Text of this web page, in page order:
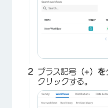
プラス記号 （+）を
クリックする。